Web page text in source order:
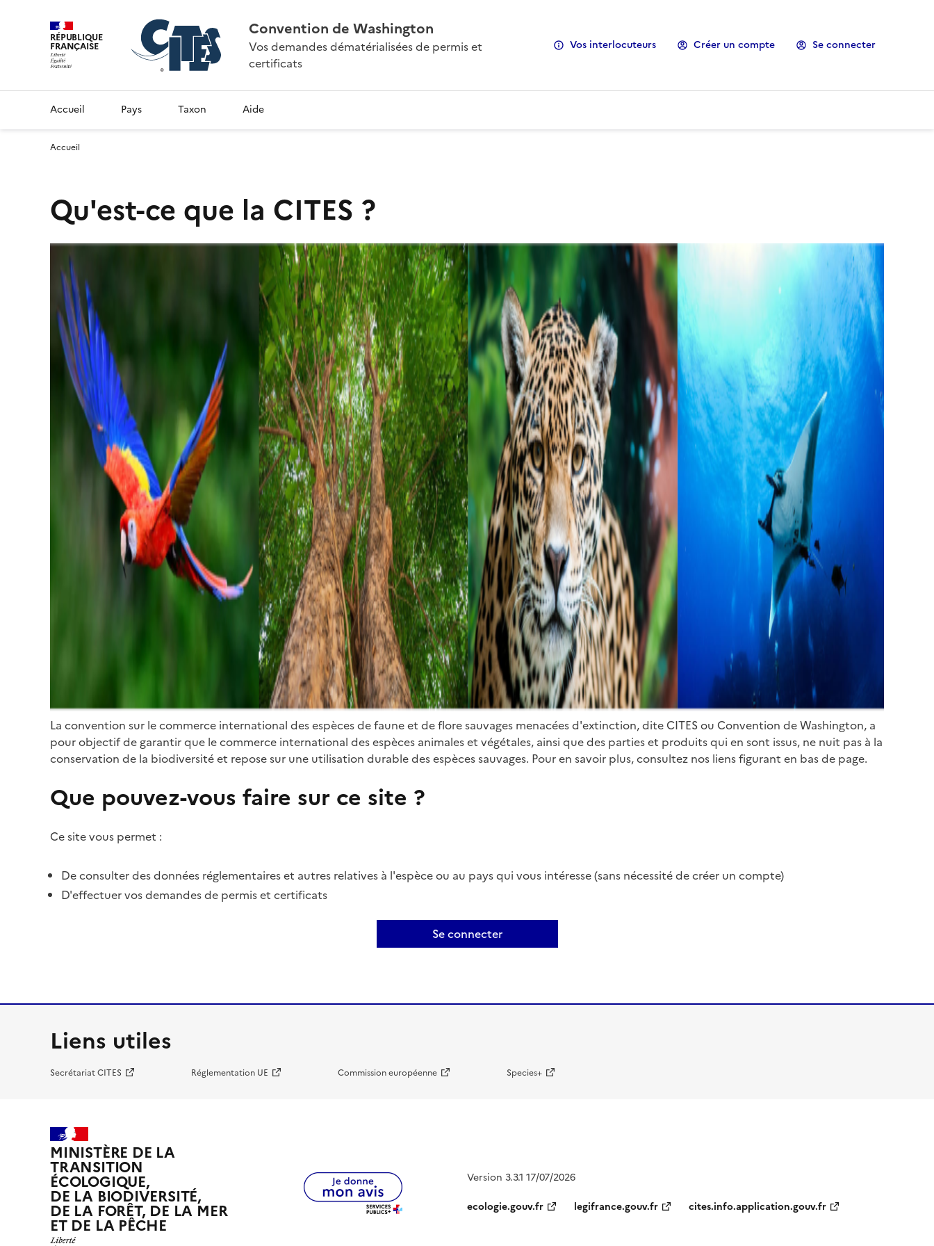
RÉPUBLIQUE
FRANÇAISE
Convention de Washington
Vos demandes dématérialisées de permis et
certificats
Vos interlocuteurs Créer un compte Se connecter
Accueil Pays Taxon Aide
Accueil
Qu'est-ce que la CITES ?
La convention sur le commerce international des espèces de faune et de flore sauvages menacées d'extinction, dite CITES ou Convention de Washington, a
pour objectif de garantir que le commerce international des espèces animales et végétales, ainsi que des parties et produits qui en sont issus, ne nuit pas à la
conservation de la biodiversité et repose sur une utilisation durable des espèces sauvages. Pour en savoir plus, consultez nos liens figurant en bas de page.
Que pouvez-vous faire sur ce site ?
Ce site vous permet :
De consulter des données réglementaires et autres relatives à l'espèce ou au pays qui vous intéresse (sans nécessité de créer un compte)
D'effectuer vos demandes de permis et certificats
Se connecter
Liens utiles
Secrétariat CITES Réglementation UE Commission européenne Species+
MINISTÈRE DE LA
TRANSITION
ÉCOLOGIQUE,
DE LA BIODIVERSITÉ,
DE LA FORÊT, DE LA MER
ET DE LA PÊCHE
Version 3.3.1 17/07/2026
ecologie.gouv.fr
legifrance.gouv.fr cites.info.application.gouv.fr